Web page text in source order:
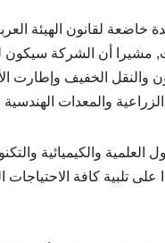
لقانون الهيئة
مشيرا أن الشركة
والنقل الخفيف وإطارت
والمعدات الهندسية
والكيميائية
على تلبية كافة